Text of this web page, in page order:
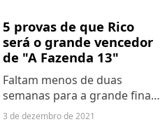
Logo em seguida da dona do
álbum "Red", vem o rapper
canadense Drake,
enquanto...
5 provas de que Rico
será o grande vencedor
de "A Fazenda 13"
Faltam menos de duas
semanas para a grande final
de "A Fazenda 13". Com isso,
3 de dezembro de 2021